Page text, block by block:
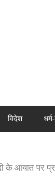
विदेश
के आयात पर